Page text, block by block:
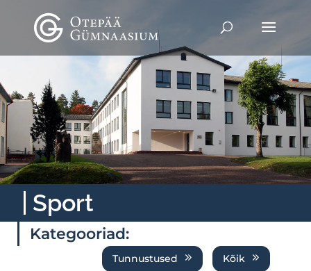
Sport
Kategooriad:
Kõik
Tunnustused